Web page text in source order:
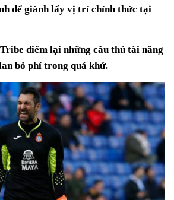
để giành lấy vị trí chính thức tại
điểm lại những cầu thủ tài năng
bỏ phí trong quá khứ.